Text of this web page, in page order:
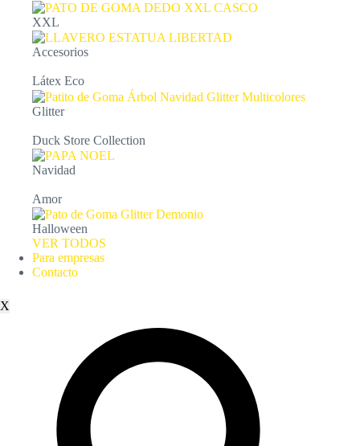
XXL
Accesorios
Látex Eco
Glitter
Duck Store Collection
Navidad
Amor
Halloween
VER TODOS
Para empresas
Contacto
X